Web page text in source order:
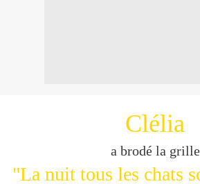
Clélia
a brodé la grille
"La nuit tous les chats